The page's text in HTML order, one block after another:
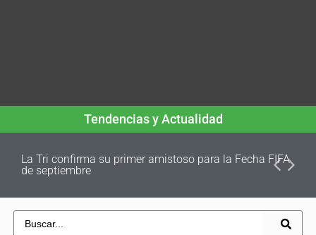
Tendencias y Actualidad
La Tri confirma su primer amistoso para la Fecha FIFA
de septiembre